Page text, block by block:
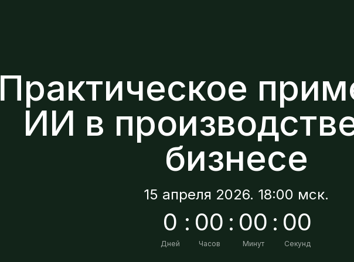
Практическое
ИИ в
бизнесе
15 апреля 2026. 18:00 мск.
0
Дней
: 00
Часов
: 00
Минут
: 00
Секунд